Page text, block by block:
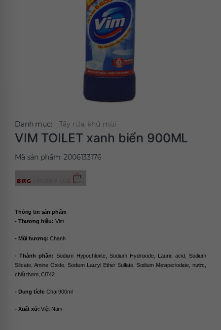
Danh mục: Tẩy rửa, khử mùi
VIM TOILET xanh biển 900ML
Mã sản phẩm:2006133176
Thông tin sản phẩm
- Thương hiệu: Vim
- Mùi hương: Chanh
- Thành phần: Sodium Hypochlorite, Sodium Hydroxide, Lauric acid, Sodium
Silicate, Amine Oxide, Sodium Lauryl Ether Sulfate, Sodium Metaperiodate, nước,
chất thơm, Cl742
- Dung tích: Chai 900ml
- Xuất xứ: Việt Nam